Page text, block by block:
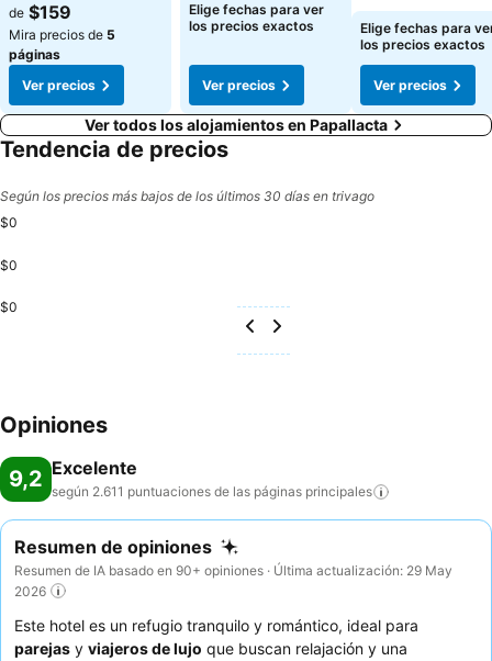
de $159
Mira precios de 5
páginas
Ver precios
Elige fechas para ver
los precios exactos
Ver precios
Elige fechas para
los precios exactos
Ver precios
Ver todos los alojamientos en Papallacta
Tendencia de precios
Según los precios más bajos de los últimos 30 días en trivago
$0
$0
$0
Opiniones
9,2 Excelente
según 2.611 puntuaciones de las páginas principales
Resumen de opiniones
Resumen de IA basado en 90+ opiniones · Última actualización: 29 May
2026
Este hotel es un refugio tranquilo y romántico, ideal para
parejas y viajeros de lujo que buscan relajación y una